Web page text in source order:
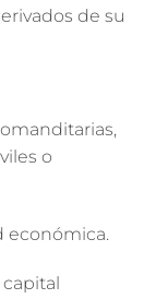
de su
o
económica.